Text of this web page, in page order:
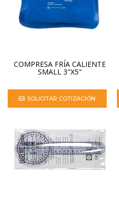
COMPRESA FRÍA CALIENTE
SMALL 3"X5"
SOLICITAR COTIZACIÓN